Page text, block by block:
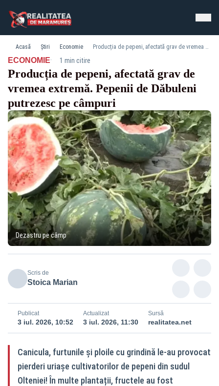
Acasă Știri Economie Producția de pepeni, afectată grav de vremea extremă. Pepenii de Dăbuleni putrezesc pe câmpuri
ECONOMIE· 1 min citire
Producția de pepeni, afectată grav de
vremea extremă. Pepenii de Dăbuleni
putrezesc pe câmpuri
Dezastru pe câmp
Scris de
Stoica Marian
Publicat
3 iul. 2026, 10:52
Actualizat
3 iul. 2026, 11:30
Sursă
realitatea.net
Canicula, furtunile și ploile cu grindină le-au provocat
pierderi uriașe cultivatorilor de pepeni din sudul
Olteniei! În multe plantații, fructele au fost